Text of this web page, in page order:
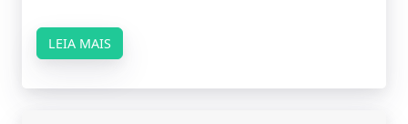
LEIA MAIS